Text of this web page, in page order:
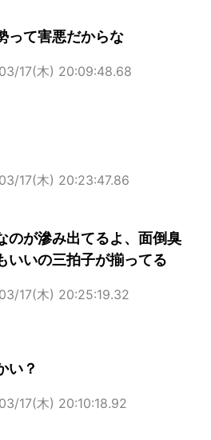
って害悪だからな
17(木) 20:09:48.68
17(木) 20:23:47.86
のが滲み出てるよ、面倒臭
いいの三拍子が揃ってる
17(木) 20:25:19.32
い？
17(木) 20:10:18.92